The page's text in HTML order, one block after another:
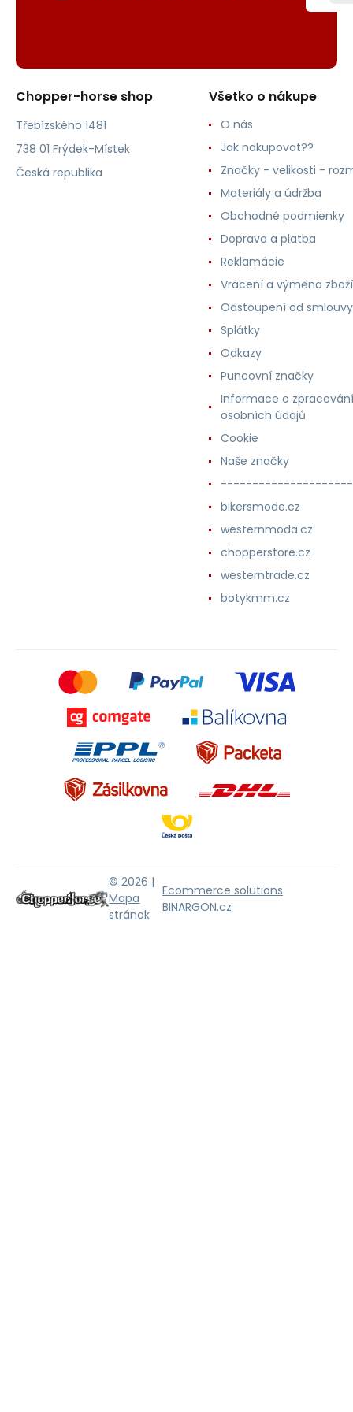
Chopper-horse shop
Třebízského 1481
738 01 Frýdek-Místek
Česká republika
Všetko o nákupe
O nás
Jak nakupovat??
Značky - velikosti -
Materiály a údržba
Obchodné podmienky
Doprava a platba
Reklamácie
Vrácení a výměna zboží
Odstoupení od smlouvy
Splátky
Odkazy
Puncovní značky
Informace o zpracování
osobních údajů
Cookie
Naše značky
bikersmode.cz
westernmoda.cz
chopperstore.cz
westerntrade.cz
botykmm.cz
© 2026 |
Mapa
stránok
Ecommerce solutions
BINARGON.cz